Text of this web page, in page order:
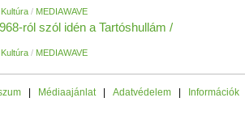
Kultúra / MEDIAWAVE
ról szól idén a Tartóshullám /
Kultúra / MEDIAWAVE
| Médiaajánlat | Adatvédelem | Információk